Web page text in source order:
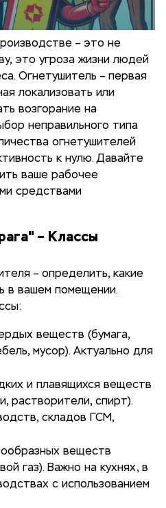
– это не
это угроза жизни людей
Огнетушитель – первая
локализовать или
возгорание на
неправильного типа
огнетушителей
к нулю. Давайте
ваше рабочее
средствами
– Классы
– определить, какие
в вашем помещении.
веществ (бумага,
мусор). Актуально для
и плавящихся веществ
растворители, спирт).
складов ГСМ,
веществ
газ). Важно на кухнях, в
с использованием